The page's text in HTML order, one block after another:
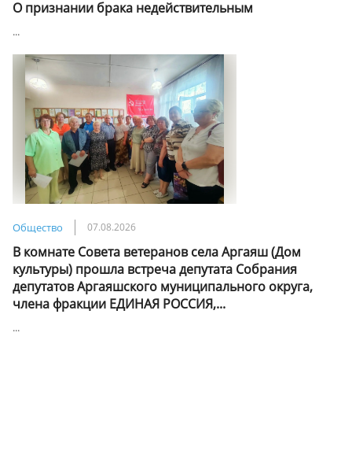
О признании брака недействительным
...
Общество 07.08.2026
В комнате Совета ветеранов села Аргаяш (Дом
культуры) прошла встреча депутата Собрания
депутатов Аргаяшского муниципального округа,
члена фракции ЕДИНАЯ РОССИЯ,...
...